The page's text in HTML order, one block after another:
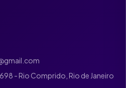
- Rio Comprido, Rio de Janeiro